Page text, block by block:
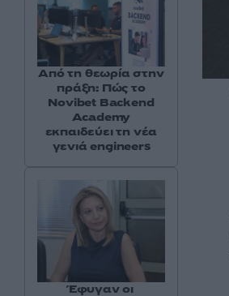
Από τη θεωρία στην
πράξη: Πώς το
Novibet Backend
Academy
εκπαιδεύει τη νέα
γενιά engineers
Έφυγαν οι